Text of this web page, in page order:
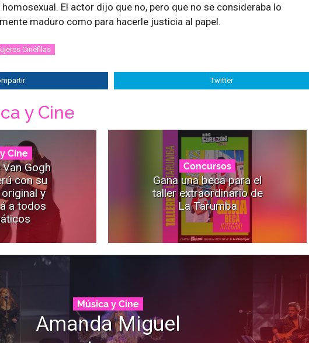
El actor dijo que no, pero que no se consideraba lo
maduro como para hacerle justicia al papel.
Cinéfilas
Twitter
y Cine
Cine
Gogh
con su
y
a todos
Concursos
Gana una beca para el
taller extraordinario de
La Tarumba
Música y Cine
Amanda Miguel